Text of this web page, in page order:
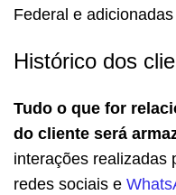
Federal e
Histórico dos
Tudo o que for
do cliente será
interações realizadas
redes sociais e